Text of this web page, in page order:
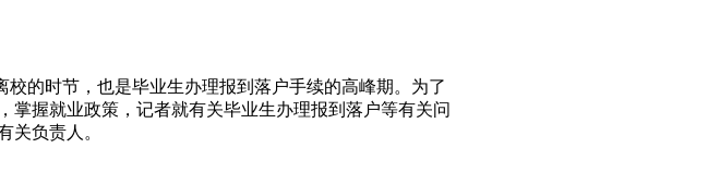
的时节，也是毕业生办理报到落户手续的高峰期。为了
掌握就业政策，记者就有关毕业生办理报到落户等有关问
关负责人。